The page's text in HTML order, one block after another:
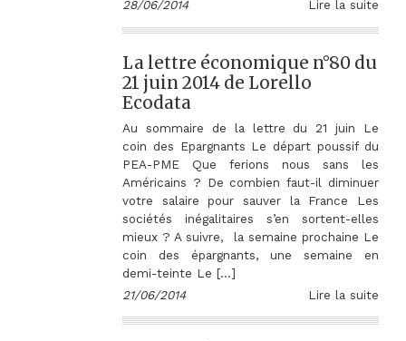
28/06/2014
Lire la suite
La lettre économique n°80 du
21 juin 2014 de Lorello
Ecodata
Au sommaire de la lettre du 21 juin Le
coin des Epargnants Le départ poussif du
PEA-PME Que ferions nous sans les
Américains ? De combien faut-il diminuer
votre salaire pour sauver la France Les
sociétés inégalitaires s’en sortent-elles
mieux ? A suivre, la semaine prochaine Le
coin des épargnants, une semaine en
demi-teinte Le […]
21/06/2014
Lire la suite